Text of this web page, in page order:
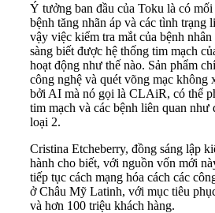
Ý tưởng ban đầu của Toku là có
bệnh tăng nhãn áp và các tình trạng
vậy việc kiểm tra mắt của bệnh
sàng biết được hệ thống tim mạch
hoạt động như thế nào. Sản phẩm
công nghệ và quét võng mạc không
bởi AI mà nó gọi là CLAiR, có thể
tim mạch và các bệnh liên quan
loại 2.
Cristina Etcheberry, đồng sáng lập
hành cho biết, với nguồn vốn mới
tiếp tục cách mạng hóa cách các
ở Châu Mỹ Latinh, với mục tiêu
và hơn 100 triệu khách hàng.